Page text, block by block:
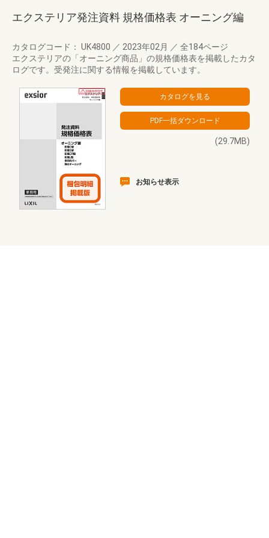
エクステリア発注資料 規格価格表 オーニング編
カタログコード： UK4800 ／ 2023年02月 ／ 全184ページ
エクステリアの「オーニング商品」の規格価格表を掲載したカタ
ログです。受発注に関する情報を掲載しています。
(29.7MB)
お知らせ表示